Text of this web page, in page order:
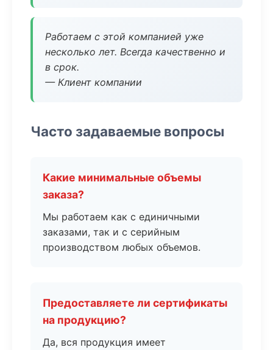
Работаем с этой компанией уже
несколько лет. Всегда качественно и
в срок.
— Клиент компании
Часто задаваемые вопросы
Какие минимальные объемы
заказа?
Мы работаем как с единичными
заказами, так и с серийным
производством любых объемов.
Предоставляете ли сертификаты
на продукцию?
Да, вся продукция имеет